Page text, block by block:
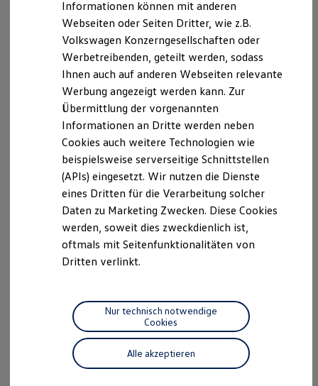
Volkswagen Kollektion
R-Kollektion
GTI Kollektion
Fußball Drop
we drive football
#wedriveproud
Besitzer und Service
myVolkswagen
Software Updates
Service und Ersatzteile
Inspektion und HU/AU
Reparaturen und Checks
Motorenöl und Flüssigkeiten
Räder und Reifen
Pannen- und Unfallhilfe
Economy Service
Volkswagen Teile
Zubehör
Modellspezifisches Zubehör
Individualisieren
Wallbox und Ladekabel
Digitale Extras
Dienste für Ihr Modell finden
Volkswagen Apps, Login und Shop
Handy und Fahrzeug verbinden
Informationen können mit anderen
Webseiten oder Seiten Dritter, wie z.B.
Volkswagen Konzerngesellschaften oder
Werbetreibenden, geteilt werden, sodass
Ihnen auch auf anderen Webseiten relevante
Werbung angezeigt werden kann. Zur
Übermittlung der vorgenannten
Informationen an Dritte werden neben
Cookies auch weitere Technologien wie
beispielsweise serverseitige Schnittstellen
(APIs) eingesetzt. Wir nutzen die Dienste
eines Dritten für die Verarbeitung solcher
Daten zu Marketing Zwecken. Diese Cookies
werden, soweit dies zweckdienlich ist,
oftmals mit Seitenfunktionalitäten von
Dritten verlinkt.
Alle akzeptieren
Nur technisch notwendige
Cookies